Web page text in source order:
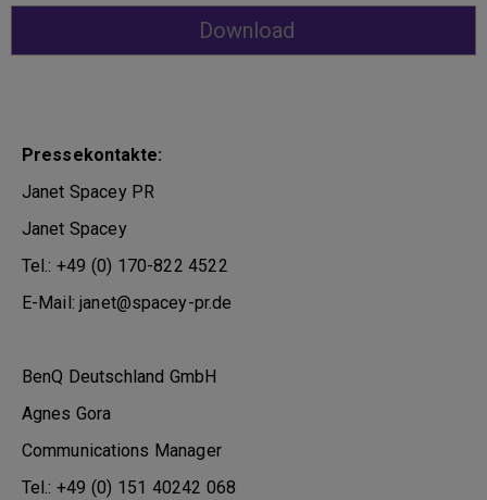
Download
Pressekontakte:
Janet Spacey PR
Janet Spacey
Tel.: +49 (0) 170-822 4522
E-Mail: janet@spacey-pr.de
BenQ Deutschland GmbH
Agnes Gora
Communications Manager
Tel.: +49 (0) 151 40242 068